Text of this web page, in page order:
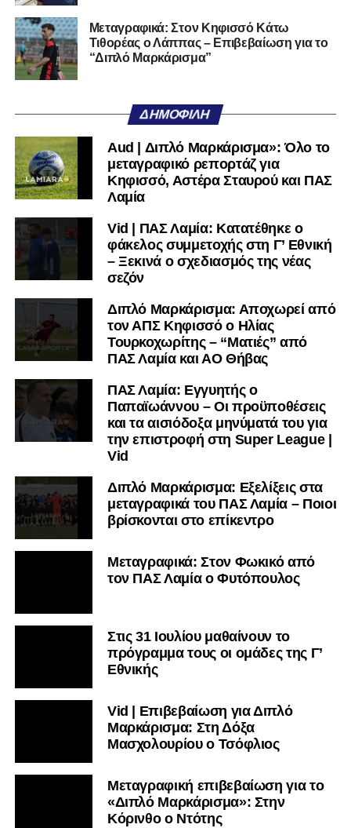
του ευχόμαστε υγεία και επιτυχίες.»
Ακολουθήστε τοlamiara.grστοGoogle Newsγια να
μαθαίνετε πρώτοι τα κυανόλευκα νέα στην Ελλάδα και τον
Twitterκαι στοInstagram
μαθαίνετε σε χρόνο dt όλα τα νέα.
Μεταγραφικά: Στον Κηφισσό Κάτω
Τιθορέας ο Λάππας – Επιβεβαίωση για το
“Διπλό Μαρκάρισμα”
ΔΗΜΟΦΙΛΉ
Aud | Διπλό Μαρκάρισμα»: Όλο το
μεταγραφικό ρεπορτάζ για
Κηφισσό, Αστέρα Σταυρού και ΠΑΣ
Λαμία
Vid | ΠΑΣ Λαμία: Κατατέθηκε ο
φάκελος συμμετοχής στη Γ’ Εθνική
– Ξεκινά ο σχεδιασμός της νέας
σεζόν
Διπλό Μαρκάρισμα: Αποχωρεί από
τον ΑΠΣ Κηφισσό ο Ηλίας
Τουρκοχωρίτης – “Ματιές” από
ΠΑΣ Λαμία και ΑΟ Θήβας
ΠΑΣ Λαμία: Εγγυητής ο
Παπαϊωάννου – Οι προϋποθέσεις
και τα αισιόδοξα μηνύματά του για
την επιστροφή στη Super League |
Vid
Διπλό Μαρκάρισμα: Εξελίξεις στα
μεταγραφικά του ΠΑΣ Λαμία – Ποιοι
βρίσκονται στο επίκεντρο
Μεταγραφικά: Στον Φωκικό από
τον ΠΑΣ Λαμία ο Φυτόπουλος
Στις 31 Ιουλίου μαθαίνουν το
πρόγραμμα τους οι ομάδες της Γ’
Εθνικής
Vid | Επιβεβαίωση για Διπλό
Μαρκάρισμα: Στη Δόξα
Μασχολουρίου ο Τσόφλιος
Μεταγραφική επιβεβαίωση για το
«Διπλό Μαρκάρισμα»: Στην
Κόρινθο ο Ντότης